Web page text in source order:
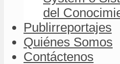
del
Publirreportajes
Quiénes Somos
Contáctenos